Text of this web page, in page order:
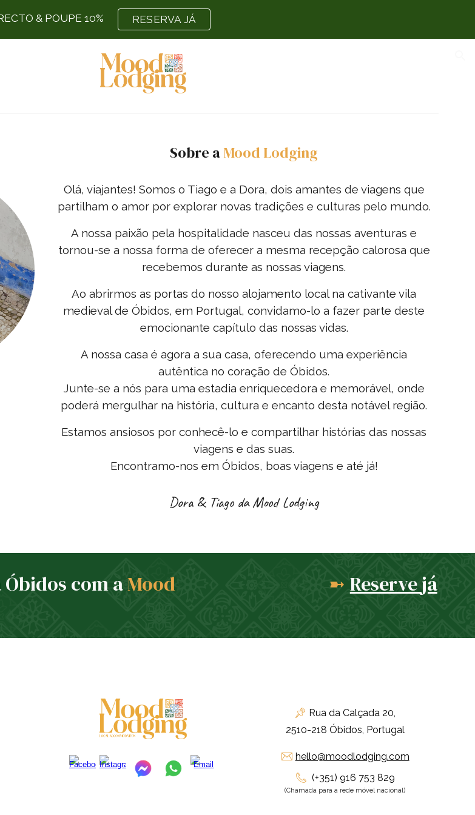
Skip to navigation
& POUPE 10% RESERVA JÁ
Sobre aMood Lodging
Olá, viajantes! Somos o Tiago e a Dora, dois amantes de viagens que
partilham o amor por explorar novas tradições e culturas pelo mundo.
A nossa paixão pela hospitalidade nasceu das nossas aventuras e
tornou-se a nossa forma de oferecer a mesma recepção calorosa que
recebemos durante as nossas viagens.
Ao abrirmos as portas do nosso alojamento local na cativante vila
medieval de Óbidos, em Portugal, convidamo-lo a fazer parte deste
emocionante capítulo das nossas vidas.
A nossa casa é agora a sua casa, oferecendo uma experiência
autêntica no coração de Óbidos.
Junte-se a nós para uma estadia enriquecedora e memorável, onde
poderá mergulhar na história, cultura e encanto desta notável região.
Estamos ansiosos por conhecê-lo e compartilhar histórias das nossas
viagens e das suas.
Encontramo-nos em Óbidos, boas viagens e até já!
Dora & Tiago da Mood Lodging
Óbidos com aMood
➼ Reservejá
📌 Rua da Calçada 20,
2510-218 Óbidos, Portugal
✉ hello@moodlodging.com
📞 (+351) 916 753 829
(Chamada para a rede móvel nacional)